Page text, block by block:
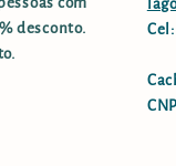
desconto.